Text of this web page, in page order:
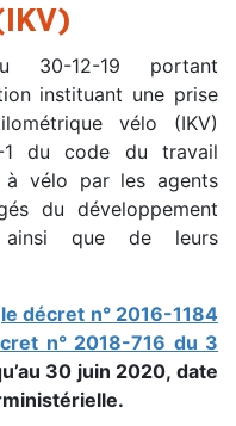
30-12-19 portant
instituant une prise
vélo (IKV)
1 du code du travail
à vélo par les agents
du développement
que de leurs
le décret n° 2016-1184
n° 2018-716 du 3
30 juin 2020, date